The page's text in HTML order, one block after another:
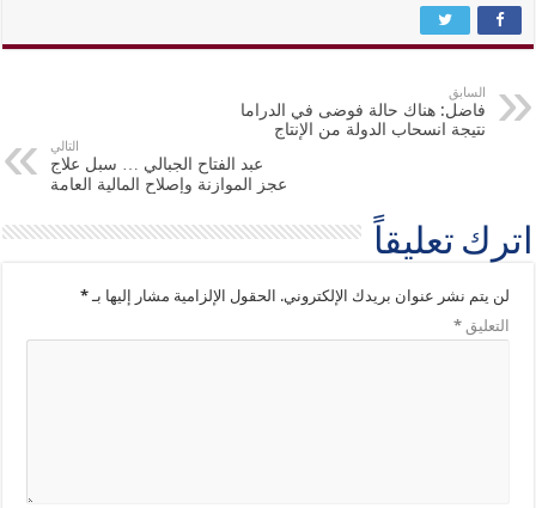
السابق
فاضل: هناك حالة فوضى في الدراما
نتيجة انسحاب الدولة من الإنتاج
التالي
عبد الفتاح الجبالي … سبل علاج
عجز الموازنة وإصلاح المالية العامة
اترك تعليقاً
لن يتم نشر عنوان بريدك الإلكتروني. الحقول الإلزامية مشار إليها بـ*
التعليق*